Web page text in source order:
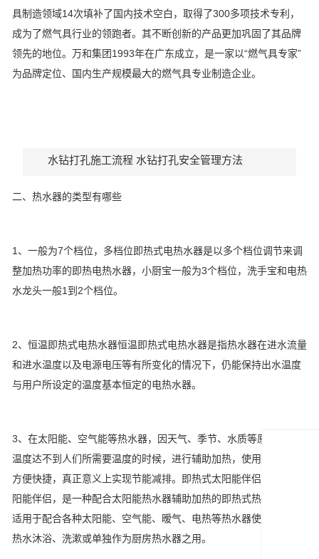
具制造领域14次填补了国内技术空白，取得了300多项技术专利，
成为了燃气具行业的领跑者。其不断创新的产品更加巩固了其品牌
领先的地位。万和集团1993年在广东成立，是一家以“燃气具专家”
为品牌定位、国内生产规模最大的燃气具专业制造企业。
水钻打孔施工流程 水钻打孔安全管理方法
二、热水器的类型有哪些
1、一般为7个档位，多档位即热式电热水器是以多个档位调节来调
整加热功率的即热电热水器，小厨宝一般为3个档位，洗手宝和电热
水龙头一般1到2个档位。
2、恒温即热式电热水器恒温即热式电热水器是指热水器在进水流量
和进水温度以及电源电压等有所变化的情况下，仍能保持出水温度
与用户所设定的温度基本恒定的电热水器。
3、在太阳能、空气能等热水器，因天气、季节、水质等原因，热水
温度达不到人们所需要温度的时候，进行辅助加热，使用热水更加
方便快捷，真正意义上实现节能减排。即热式太阳能伴侣即热式太
阳能伴侣，是一种配合太阳能热水器辅助加热的即热式热水装置，
适用于配合各种太阳能、空气能、暧气、电热等热水器使用场所的
热水沐浴、洗漱或单独作为厨房热水器之用。